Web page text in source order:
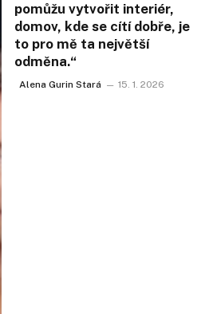
pomůžu vytvořit interiér,
domov, kde se cítí dobře, je
to pro mě ta největší
odměna.“
Alena Gurin Stará 15. 1. 2026